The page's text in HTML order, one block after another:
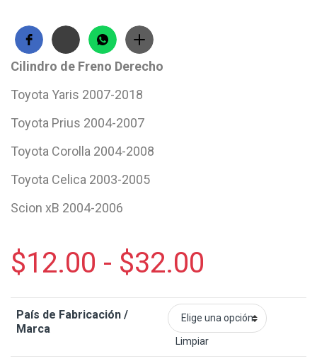
Cilindro de Freno Derecho
Toyota Yaris 2007-2018
Toyota Prius 2004-2007
Toyota Corolla 2004-2008
Toyota Celica 2003-2005
Scion xB 2004-2006
$12.00 - $32.00
País de Fabricación /
Marca
Limpiar